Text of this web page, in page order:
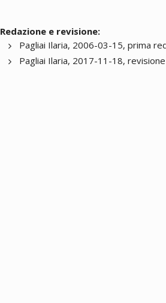
Redazione e revisione:
Pagliai Ilaria, 2006-03-15, prima
Pagliai Ilaria, 2017-11-18, revisione